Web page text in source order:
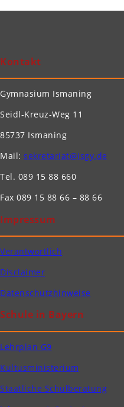
Kontakt
Gymnasium Ismaning
Seidl-Kreuz-Weg 11
85737 Ismaning
Mail: sekretariat@isgy.de
Tel. 089 15 88 660
Fax 089 15 88 66 – 88 66
Impressum
Verantwortlich
Disclaimer
Datenschutzhinweise
Schule in Bayern
Lehrplan G9
Kultusministerium
Staatliche Schulberatung